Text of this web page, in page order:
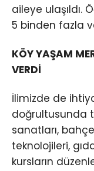
aileye ulaşıldı.
5 binden fazla
KÖY YAŞAM
VERDİ
İlimizde de
doğrultusunda
sanatları,
teknolojileri,
kursların